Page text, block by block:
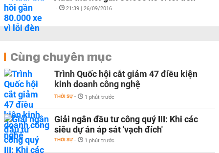
- 21:39 | 26/09/2016
Cùng chuyên mục
Trình Quốc hội cắt giảm 47 điều kiện
kinh doanh công nghệ
THỜI SỰ - 1 phút trước
Giải ngân đầu tư công quý III: Khi các
siêu dự án áp sát 'vạch đích'
THỜI SỰ - 1 phút trước